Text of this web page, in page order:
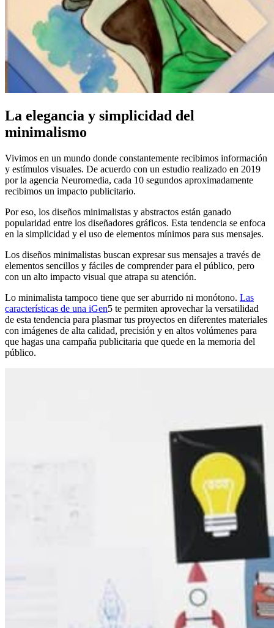
La elegancia y simplicidad del
minimalismo
Vivimos en un mundo donde constantemente recibimos información
y estímulos visuales. De acuerdo con un estudio realizado en 2019
por la agencia Neuromedia, cada 10 segundos aproximadamente
recibimos un impacto publicitario.
Por eso, los diseños minimalistas y abstractos están ganado
popularidad entre los diseñadores gráficos. Esta tendencia se enfoca
en la simplicidad y el uso de elementos mínimos para sus mensajes.
Los diseños minimalistas buscan expresar sus mensajes a través de
elementos sencillos y fáciles de comprender para el público, pero
con un alto impacto visual que atrapa su atención.
Lo minimalista tampoco tiene que ser aburrido ni monótono. Las
características de una iGen5 te permiten aprovechar la versatilidad
de esta tendencia para plasmar tus proyectos en diferentes materiales
con imágenes de alta calidad, precisión y en altos volúmenes para
que hagas una campaña publicitaria que quede en la memoria del
público.